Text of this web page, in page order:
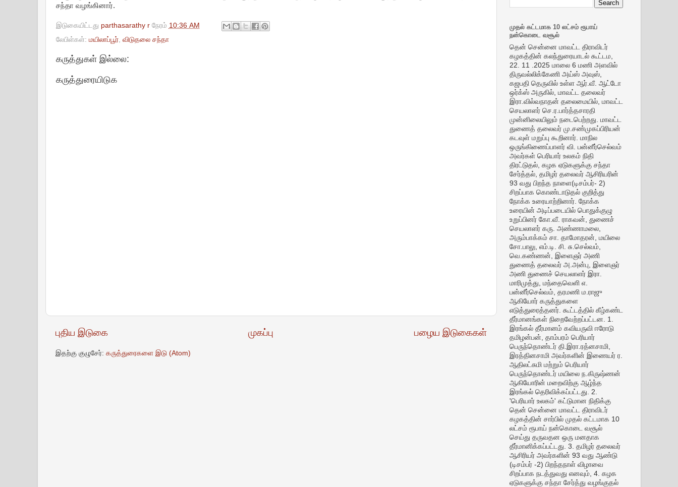
சந்தா வழங்கினார்.
இடுகையிட்டது parthasarathy r நேரம் 10:36 AM
லேபிள்கள்: மயிலாப்பூர், விடுதலை சந்தா
கருத்துகள் இல்லை:
கருத்துரையிடுக
புதிய இடுகை பழைய இடுகைகள்
முகப்பு
இதற்கு குழுசேர்: கருத்துரைகளை இடு (Atom)
முதல் கட்டமாக 10 லட்சம் ரூபாய்
நன்கொடை வசூல்
தென் சென்னை மாவட்ட திராவிடர்
கழகத்தின் கலந்துரையாடல் கூட்டம,
22. 11 .2025 மாலை 6 மணி அளவில்
திருவல்லிக்கேணி அய்ஸ் அவுஸ்,
கஜபதி தெருவில் உள்ள ஆர்.வீ. ஆட்டோ
ஒர்க்ஸ் அருகில், மாவட்ட தலைவர்
இரா.வில்வநாதன் தலைமையில், மாவட்ட
செயலாளர் செ.ர.பார்த்தசாரதி
முன்னிலையிலும் நடைபெற்றது. மாவட்ட
துணைத் தலைவர் மு.சண்முகப்பிரியன்
கடவுள் மறுப்பு கூறினார். மாநில
ஒருங்கிணைப்பாளர் வி. பன்னீர்செல்வம்
அவர்கள் பெரியார் உலகம் நிதி
திரட்டுதல், கழக ஏடுகளுக்கு சந்தா
சேர்த்தல், தமிழர் தலைவர் ஆசிரியரின்
93 வது பிறந்த நாளை(டிசம்பர்- 2)
சிறப்பாக கொண்டாடுதல் குறித்து
நோக்க உரையாற்றினார். நோக்க
உரையின் அடிப்படையில் பொதுக்குழு
உறுப்பினர் கோ.வீ. ராகவன், துணைச்
செயலாளர் கரு. அண்ணாமலை,
அரும்பாக்கம் சா. தாமோதரன், மயிலை
சோ.பாலு, எம்.டி. சி. சு.செல்வம்,
வெ.கண்ணன், இளைஞர் அணி
துணைத் தலைவர் அ.அன்பு, இளைஞர்
அணி துணைச் செயலாளர் இரா.
மாரிமுத்து, மந்தைவெளி எ.
பன்னீர்செல்வம், தரமணி ம.ராஜு
ஆகியோர் கருத்துகளை
எடுத்துரைத்தனர். கூட்டத்தில் கீழ்கண்ட
தீர்மானங்கள் நிறைவேற்றப்பட்டன. 1.
இரங்கல் தீர்மானம் கவியருவி ஈரோடு
தமிழன்பன், தாம்பரம் பெரியார்
பெருந்தொண்டர் தி.இரா.ரத்னசாமி,
இரத்தினசாமி அவர்களின் இணையர் ர.
ஆதிலட்சுமி மற்றும் பெரியார்
பெருந்தொண்டர் மயிலை ந.கிருஷ்ணன்
ஆகியோரின் மறைவிற்கு ஆழ்ந்த
இரங்கல் தெரிவிக்கப்பட்டது. 2.
'பெரியார் உலகம்' கட்டுமான நிதிக்கு
தென் சென்னை மாவட்ட திராவிடர்
கழகத்தின் சார்பில் முதல் கட்டமாக 10
லட்சம் ரூபாய் நன்கொடை வசூல்
செய்து தருவதன ஒரு மனதாக
தீர்மானிக்கப்பட்டது. 3. தமிழர் தலைவர்
ஆசிரியர் அவர்களின் 93 வது ஆண்டு
(டிசம்பர் -2) பிறந்தநாள் விழாவை
சிறப்பாக நடத்துவது எனவும், 4. கழக
ஏடுகளுக்கு சந்தா சேர்த்து வழங்குதல்